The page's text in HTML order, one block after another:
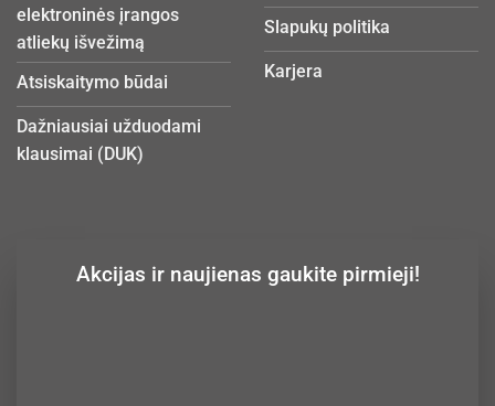
elektroninės įrangos
atliekų išvežimą
Atsiskaitymo būdai
Dažniausiai užduodami
klausimai (DUK)
Slapukų politika
Karjera
Akcijas ir naujienas gaukite pirmieji!